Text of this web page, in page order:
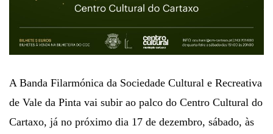
A Banda Filarmónica da Sociedade Cultural e Recreativa
de Vale da Pinta vai subir ao palco do Centro Cultural do
Cartaxo, já no próximo dia 17 de dezembro, sábado, às